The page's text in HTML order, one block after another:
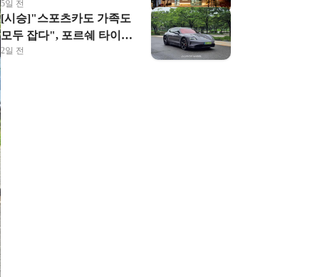
이해
5일 전
[시승]"스포츠카도 가족도
모두 잡다", 포르쉐 타이칸
크로스 투리스모
2일 전